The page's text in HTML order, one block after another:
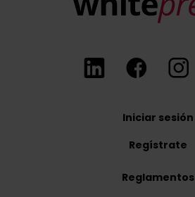
Iniciar sesión
Regístrate
Reglamentos